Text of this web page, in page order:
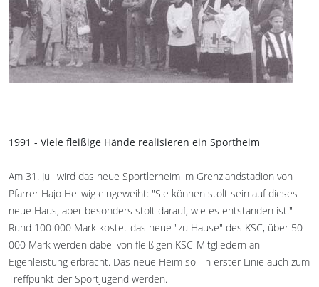
1991 - Viele fleißige Hände realisieren ein Sportheim
Am 31. Juli wird das neue Sportlerheim im Grenzlandstadion von
Pfarrer Hajo Hellwig eingeweiht: "Sie können stolt sein auf dieses
neue Haus, aber besonders stolt darauf, wie es entstanden ist."
Rund 100 000 Mark kostet das neue "zu Hause" des KSC, über 50
000 Mark werden dabei von fleißigen KSC-Mitgliedern an
Eigenleistung erbracht. Das neue Heim soll in erster Linie auch zum
Treffpunkt der Sportjugend werden.